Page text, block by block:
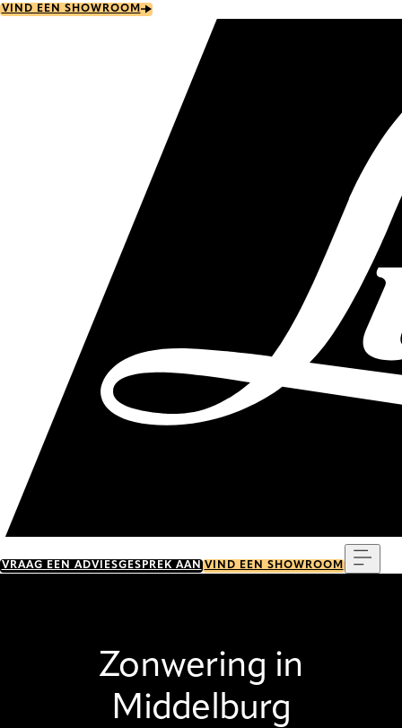
Skip
VIND EEN SHOWROOM
VRAAG EEN ADVIESGESPREK AAN VIND EEN SHOWROOM
Zonwering in
Middelburg